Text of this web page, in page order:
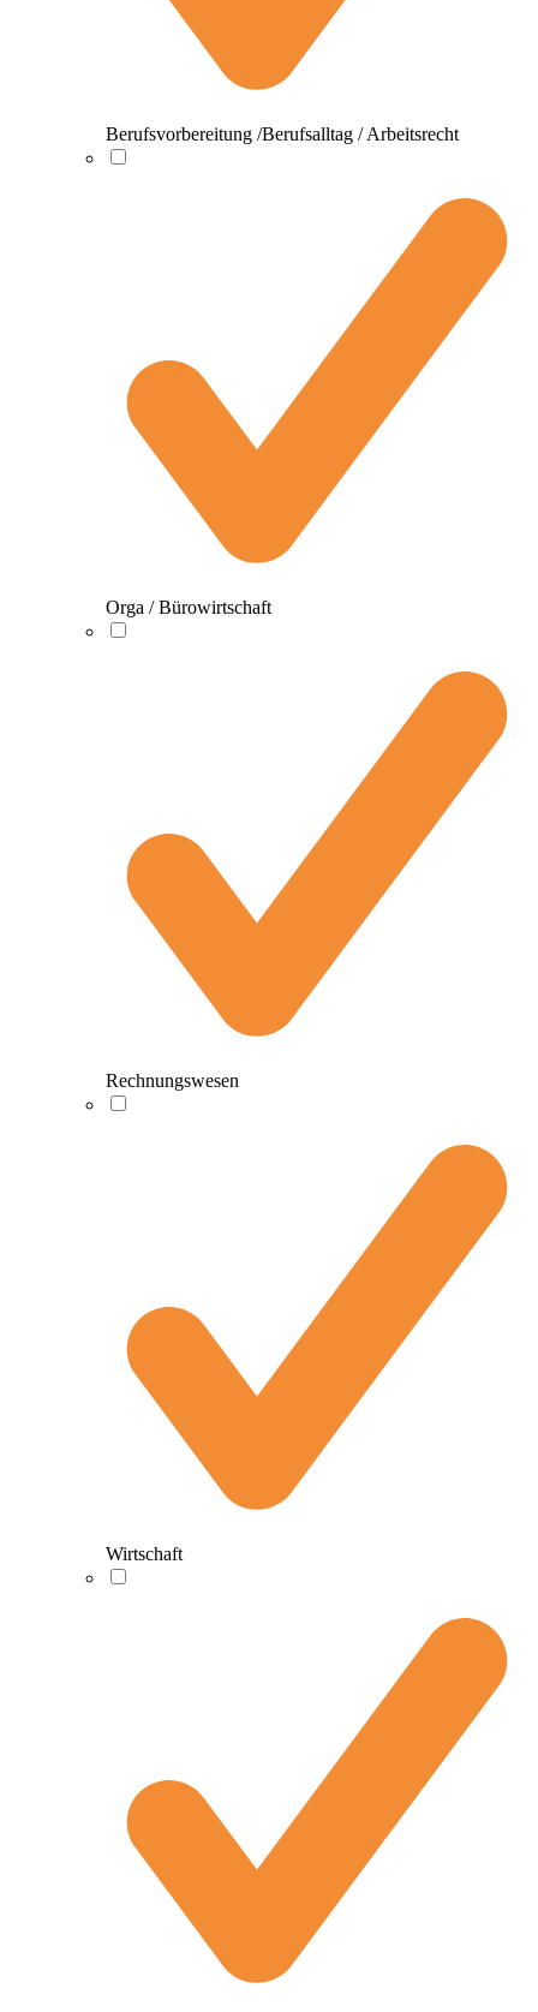
Berufsvorbereitung /Berufsalltag / Arbeitsrecht
Orga / Bürowirtschaft
Rechnungswesen
Wirtschaft